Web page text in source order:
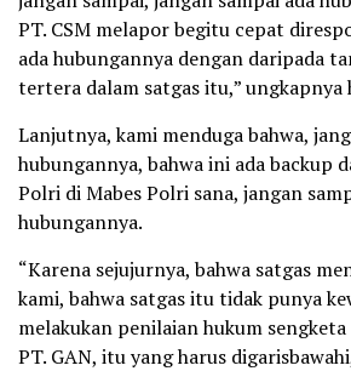
PT. CSM melapor begitu cepat
ada hubungannya dengan daripada
tertera dalam satgas itu,” ungkapnya
Lanjutnya, kami menduga bahwa,
hubungannya, bahwa ini ada backup
Polri di Mabes Polri sana, jangan
hubungannya.
“Karena sejujurnya, bahwa satgas
kami, bahwa satgas itu tidak punya
melakukan penilaian hukum
PT. GAN, itu yang harus